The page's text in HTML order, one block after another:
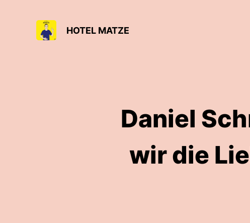
HOTEL MATZE
Daniel
wir die